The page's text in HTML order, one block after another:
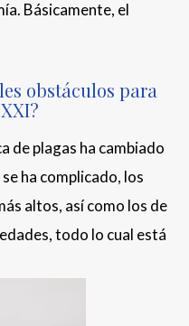
Básicamente, el
obstáculos para
de plagas ha cambiado
ha complicado, los
altos, así como los de
todo lo cual está